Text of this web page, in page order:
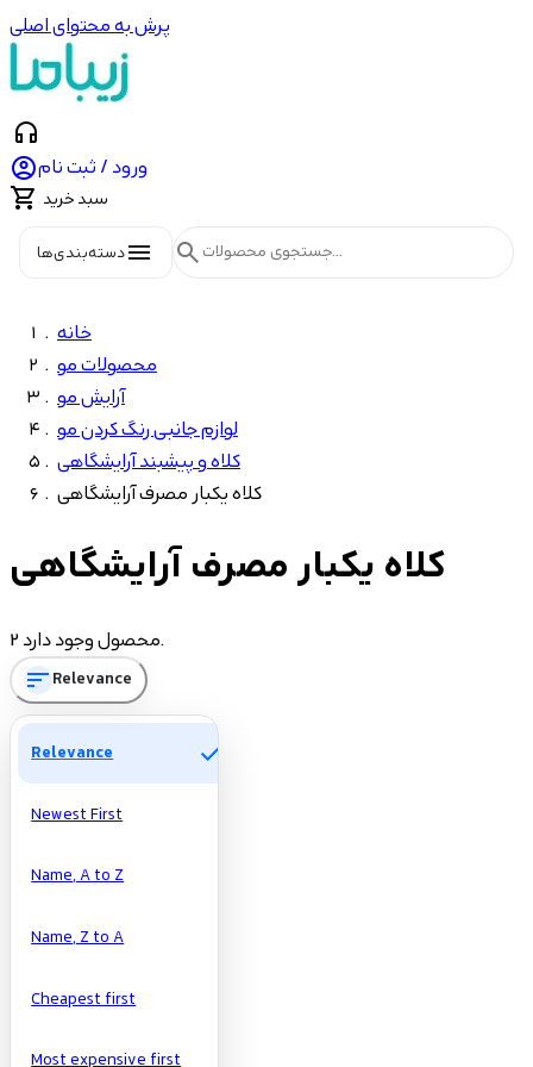
پرش به محتوای اصلی
headphones
ورود / ثبت نام
 سبد خرید
menuدسته‌بندی‌ها search
خانه
محصولات مو
آرایش مو
لوازم جانبی رنگ کردن مو
کلاه و پیشبند آرایشگاهی
کلاه یکبار مصرف آرایشگاهی
تومان
تومان
Manufacturers
کلاه یکبار مصرف آرایشگاهی
2 محصول وجود دارد.
sortRelevance
Relevance check
Newest First
Name, A to Z
Name, Z to A
Cheapest first
Most expensive first